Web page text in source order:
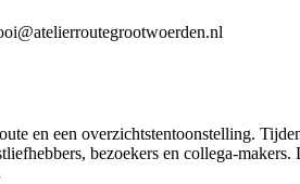
en een overzichtstentoonstelling.
bezoekers en collega-